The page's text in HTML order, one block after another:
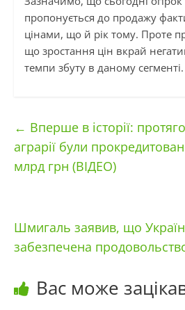
пропонується до продажу
цінами, що й рік тому. Проте
що зростання цін вкрай
темпи збуту в даному сегменті.
← Вперше в історії:
аграрії були
млрд грн (ВІДЕО)
Шмигаль заявив, що
забезпечена
Вас може